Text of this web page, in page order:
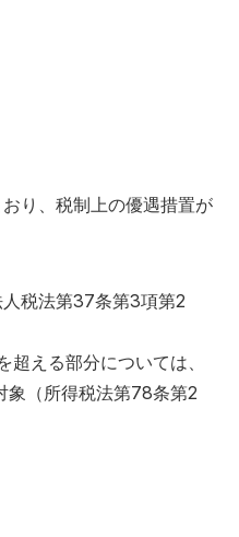
り、税制上の優遇措置が
税法第37条第3項第2
える部分については、
象（所得税法第78条第2